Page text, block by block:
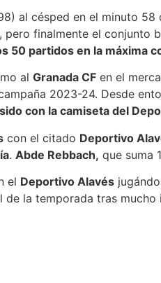
al césped en el minuto
finalmente el conjunto
50 partidos en la máxima
al Granada CF en el
2023-24. Desde
con la camiseta del
con el citado Deportivo
. Abde Rebbach, que suma
el Deportivo Alavés
de la temporada tras